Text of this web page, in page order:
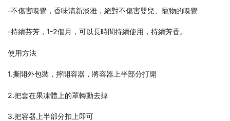
-不傷害嗅覺，香味清新淡雅，絕對不傷害嬰兒、寵物的嗅覺
-持續芬芳，1-2個月，可以長時間持續使用，持續芳香。
使用方法
1.撕開外包裝，擰開容器，將容器上半部分打開
2.把套在果凍體上的罩轉動去掉
3.把容器上半部分扣上即可